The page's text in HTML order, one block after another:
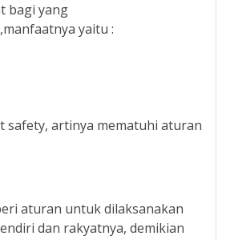
bagi yang
yaitu :
safety, artinya mematuhi aturan
aturan untuk dilaksanakan
dan rakyatnya, demikian